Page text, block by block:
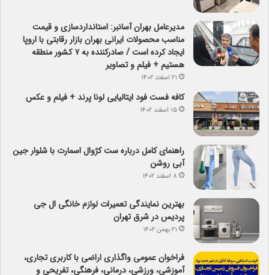
مدیرعامل بهران آسانبر: استانداردسازی و قیمت
مناسب محصولات ایرانی بهران بازار رقابتی با اروپا
ایجاد کرده است / صادرکننده به ۷ کشور منطقه
هستیم + فیلم و تصاویر
۲۱ اسفند ۱۴۰۲
کافه فست فود ایتالیایی لونا پرند + فیلم و عکس
۱۵ اسفند ۱۴۰۲
راهنمای کامل درباره ست کژوال اسمارت با شلوار جین
آبی روشن
۸ اسفند ۱۴۰۲
بهترین نمایندگی تعمیرات لوازم خانگی ال جی
پردیس در شرق تهران
۲۱ بهمن ۱۴۰۲
فراخوان عمومی واگذاری اراضی با کاربری تجاری،
آموزشی، ورزشی، درمانی، فرهنگی، تفریحی و